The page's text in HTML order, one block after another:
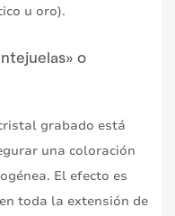
u oro).
o
grabado está
una coloración
El efecto es
toda la extensión de